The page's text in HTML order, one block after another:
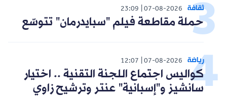
ثقافة 07-08-2026
23:09
حملة مقاطعة فيلم "سبايدرمان" تتوسّع
رياضة 07-08-2026
12:07
كواليس اجتماع اللجنة التقنية .. اختيار
سانشيز و"إسبانية" عنتر وترشيح زاوي